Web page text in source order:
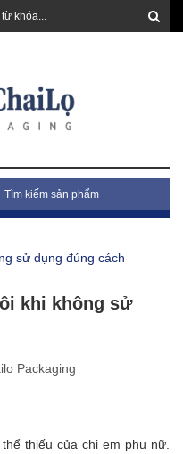
sử dụng đúng cách
khi không sử
Packaging
thiếu của chị em phụ nữ.